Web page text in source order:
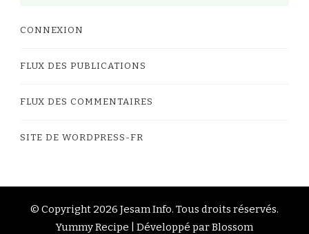
CONNEXION
FLUX DES PUBLICATIONS
FLUX DES COMMENTAIRES
SITE DE WORDPRESS-FR
© Copyright 2026 Jesam Info. Tous droits réservés.
Yummy Recipe | Développé parBlossom